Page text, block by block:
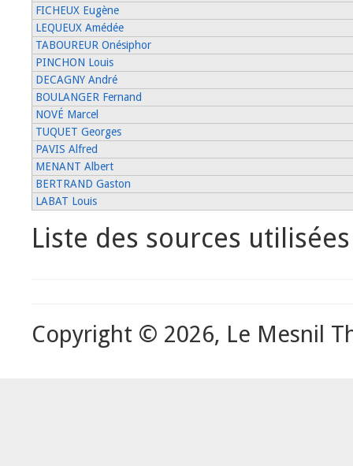
FICHEUX Eugène
LEQUEUX Amédée
TABOUREUR Onésiphor
PINCHON Louis
DECAGNY André
BOULANGER Fernand
NOVÉ Marcel
TUQUET Georges
PAVIS Alfred
MENANT Albert
BERTRAND Gaston
LABAT Louis
Liste des sources
Copyright © 2026, Le Mesnil